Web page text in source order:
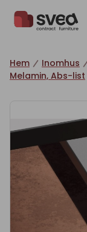
Hem Inomhus
Melamin, Abs-list